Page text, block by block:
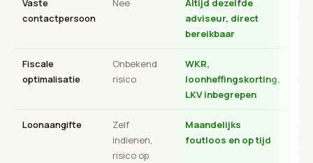
Vaste
contactpersoon
Nee
Altijd dezelfde
adviseur, direct
bereikbaar
Fiscale
optimalisatie
Onbekend
risico
WKR,
loonheffingskorting,
LKV inbegrepen
Loonaangifte
Zelf
indienen,
risico op
Maandelijks
foutloos en op tijd